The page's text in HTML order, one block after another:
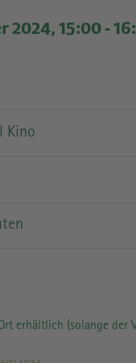
2024, 15:00 -
Kino
erhältlich (solange der